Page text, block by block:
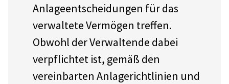
Anlageentscheidungen für das
verwaltete Vermögen treffen.
Obwohl der Verwaltende dabei
verpflichtet ist, gemäß den
vereinbarten Anlagerichtlinien und